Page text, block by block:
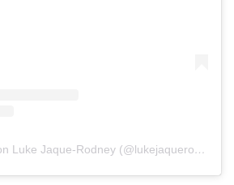
Ein Beitrag geteilt von Luke Jaque-Rodney (@lukejaquerodney)